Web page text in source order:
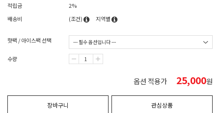
적립금
2%
배송비
(조건) 지역별
핫팩 / 아이스팩 선택
수량
옵션 적용가 25,000원
장바구니 관심상품